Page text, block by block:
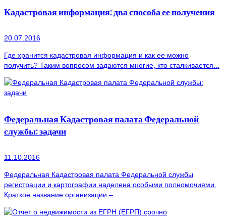
Кадастровая информация: два способа ее получения
20.07.2016
Где хранится кадастровая информация и как ее можно
получить? Таким вопросом задаются многие, кто сталкивается...
Федеральная Кадастровая палата Федеральной
службы: задачи
11.10.2016
Федеральная Кадастровая палата Федеральной службы
регистрации и картографии наделена особыми полномочиями.
Краткое название организации –...